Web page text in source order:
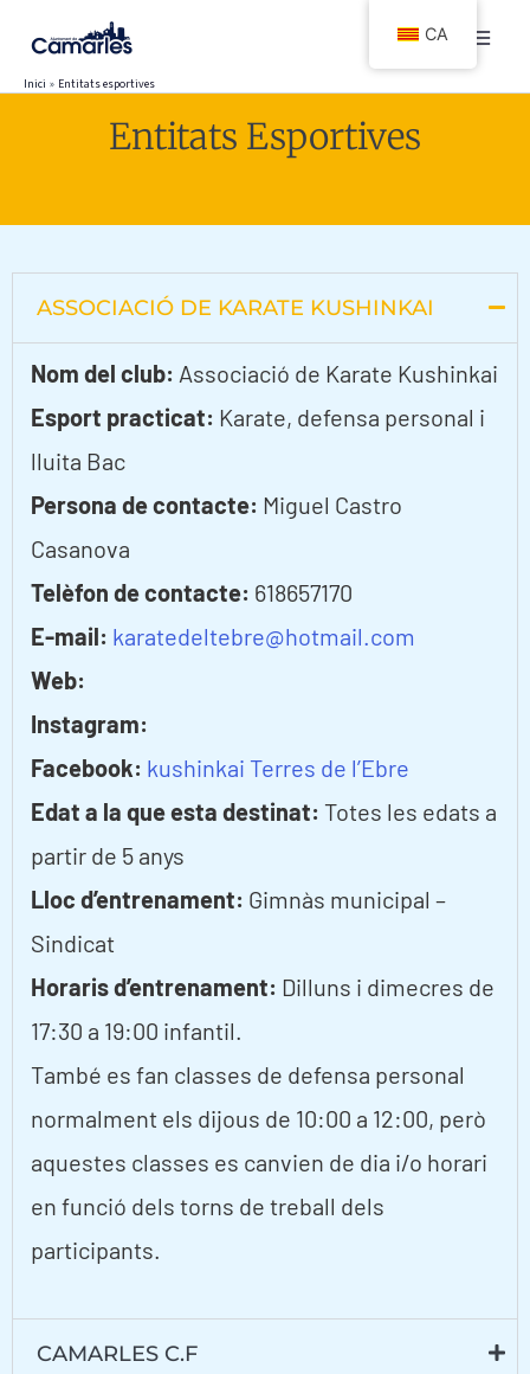
contingut
Inici Entitats esportives
Entitats Esportives
ASSOCIACIÓ DE KARATE KUSHINKAI
Nom del club: Associació de Karate Kushinkai
Esport practicat: Karate, defensa personal i
lluita Bac
Persona de contacte: Miguel Castro
Casanova
Telèfon de contacte: 618657170
E-mail: karatedeltebre@hotmail.com
Web:
Instagram:
Facebook: kushinkai Terres de l’Ebre
Edat a la que esta destinat: Totes les edats a
partir de 5 anys
Lloc d’entrenament: Gimnàs municipal –
Sindicat
Horaris d’entrenament: Dilluns i dimecres de
17:30 a 19:00 infantil.
També es fan classes de defensa personal
normalment els dijous de 10:00 a 12:00, però
aquestes classes es canvien de dia i/o horari
en funció dels torns de treball dels
participants.
CAMARLES C.F
CA